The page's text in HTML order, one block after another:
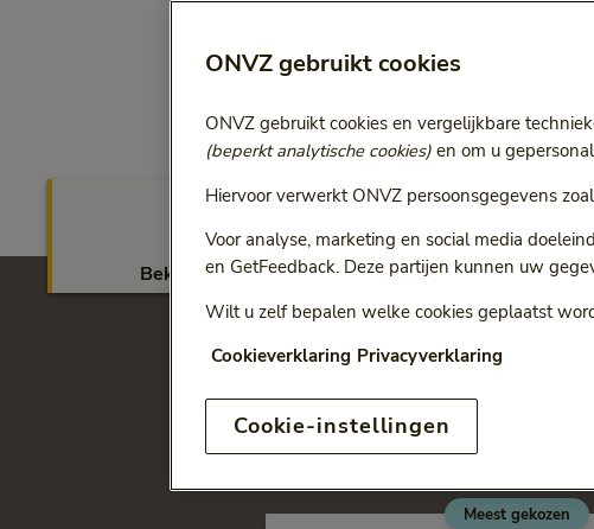
Bekijk vergoedingen Dien
Kies de
Keuze uit twee
Meest gekozen
ONVZ gebruikt cookies
ONVZ gebruikt cookies en vergelijkbare
(beperkt analytische cookies) en om u
Hiervoor verwerkt ONVZ persoonsgegevens
Voor analyse, marketing en social media
en GetFeedback. Deze partijen kunnen uw
Wilt u zelf bepalen welke cookies geplaatst
Cookieverklaring Privacyverklaring
Cookie-instellingen